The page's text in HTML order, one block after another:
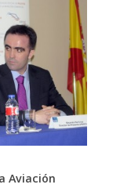
Aviación